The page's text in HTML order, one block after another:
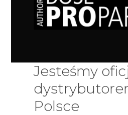
Jesteśmy
Polsce